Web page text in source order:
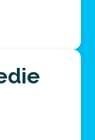
1